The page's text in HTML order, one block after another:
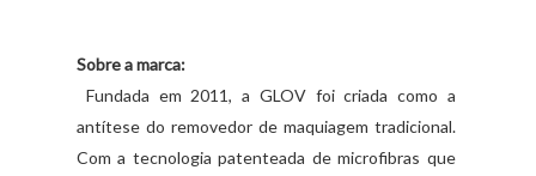
Sobre a marca:
Fundada em 2011, a GLOV foi criada como a
antítese do removedor de maquiagem tradicional.
Com a tecnologia patenteada de microfibras que